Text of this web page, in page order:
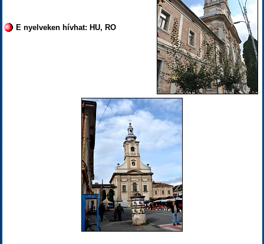
E nyelveken hívhat: HU, RO